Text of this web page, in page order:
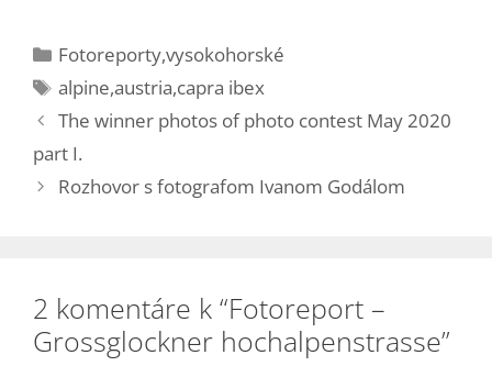
Kategórie
Fotoreporty,vysokohorské
Značky
alpine,austria,capra ibex
The winner photos of photo contest May 2020
part I.
Rozhovor s fotografom Ivanom Godálom
2 komentáre k “Fotoreport –
Grossglockner hochalpenstrasse”